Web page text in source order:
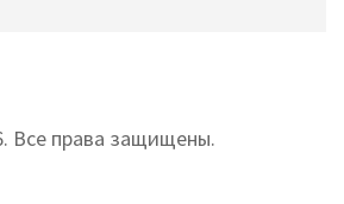
Все права защищены.